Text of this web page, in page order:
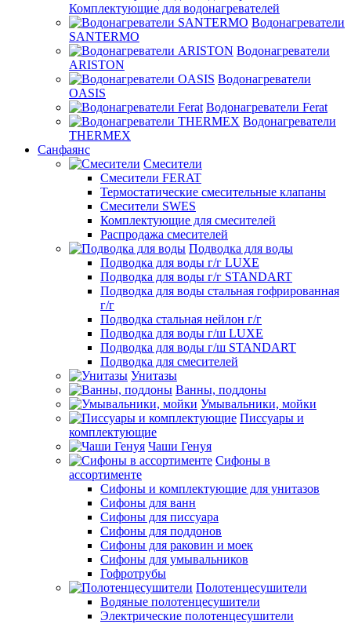
Комплектующие для водонагревателей
Водонагреватели
SANTERMO
Водонагреватели
ARISTON
Водонагреватели
OASIS
Водонагреватели Ferat
Водонагреватели
THERMEX
Санфаянс
Смесители
Смесители FERAT
Термостатические смесительные клапаны
Смесители SWES
Комплектующие для смесителей
Распродажа смесителей
Подводка для воды
Подводка для воды г/г LUXE
Подводка для воды г/г STANDART
Подводка для воды стальная гофрированная
г/г
Подводка стальная нейлон г/г
Подводка для воды г/ш LUXE
Подводка для воды г/ш STANDART
Подводка для смесителей
Унитазы
Ванны, поддоны
Умывальники, мойки
Писсуары и
комплектующие
Чаши Генуя
Сифоны в
ассортименте
Сифоны и комплектующие для унитазов
Сифоны для ванн
Сифоны для писсуара
Сифоны для поддонов
Сифоны для раковин и моек
Сифоны для умывальников
Гофротрубы
Полотенцесушители
Водяные полотенцесушители
Электрические полотенцесушители